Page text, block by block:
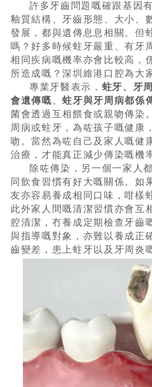
許多牙齒問題嘅確跟基因
釉質結構、牙齒形態、大小、
發展，都與遺傳息息相關。但
嗎？好多時候蛀牙嚴重、有牙
相同疾病嘅機率亦會比較高，
所造成嘅？深圳維港口腔為大
專業牙醫表示， 蛀牙、牙
會遺傳嘅。蛀牙與牙周病都係
菌會透過互相餵食或親吻傳染
周病或蛀牙，為咗孩子嘅健康
吻。當然為咗自己及家人嘅健
治療，才能真正減少傳染嘅機
除咗傳染，另一個一家人
同飲食習慣有好大嘅關係。如
友亦容易養成相同口味，咁樣
此外家人間嘅清潔習慣亦會互
腔清潔，冇養成定期檢查牙齒
與指導嘅對象，亦難以養成正
齒變差，患上蛀牙以及牙周炎